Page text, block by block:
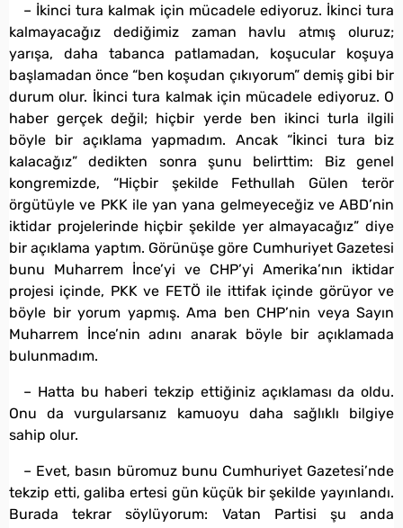
– İkinci tura kalmak için mücadele ediyoruz. İkinci tura
kalmayacağız dediğimiz zaman havlu atmış oluruz;
yarışa, daha tabanca patlamadan, koşucular koşuya
başlamadan önce “ben koşudan çıkıyorum” demiş gibi bir
durum olur. İkinci tura kalmak için mücadele ediyoruz. O
haber gerçek değil; hiçbir yerde ben ikinci turla ilgili
böyle bir açıklama yapmadım. Ancak “İkinci tura biz
kalacağız” dedikten sonra şunu belirttim: Biz genel
kongremizde, “Hiçbir şekilde Fethullah Gülen terör
örgütüyle ve PKK ile yan yana gelmeyeceğiz ve ABD’nin
iktidar projelerinde hiçbir şekilde yer almayacağız” diye
bir açıklama yaptım. Görünüşe göre Cumhuriyet Gazetesi
bunu Muharrem İnce’yi ve CHP’yi Amerika’nın iktidar
projesi içinde, PKK ve FETÖ ile ittifak içinde görüyor ve
böyle bir yorum yapmış. Ama ben CHP’nin veya Sayın
Muharrem İnce’nin adını anarak böyle bir açıklamada
bulunmadım.
– Hatta bu haberi tekzip ettiğiniz açıklaması da oldu.
Onu da vurgularsanız kamuoyu daha sağlıklı bilgiye
sahip olur.
– Evet, basın büromuz bunu Cumhuriyet Gazetesi’nde
tekzip etti, galiba ertesi gün küçük bir şekilde yayınlandı.
Burada tekrar söylüyorum: Vatan Partisi şu anda